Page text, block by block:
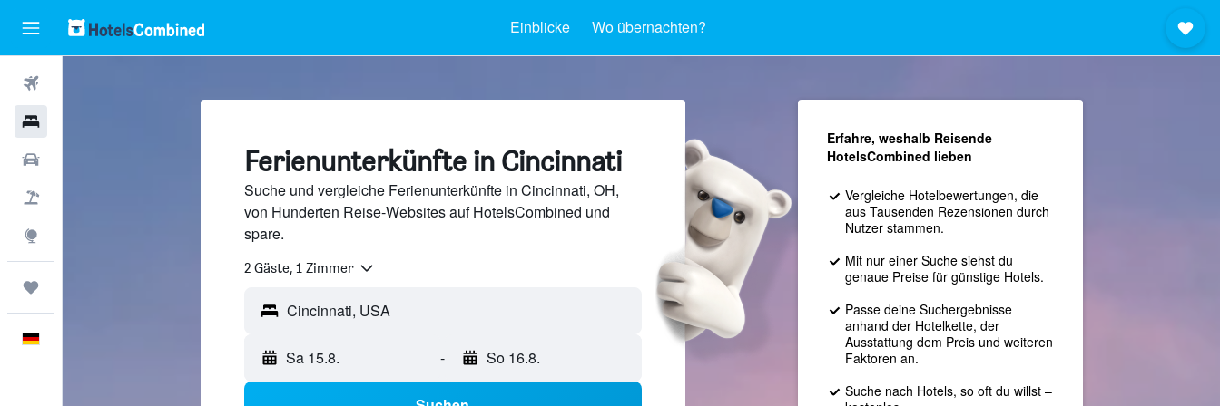
Einblicke Wo übernachten?
Ferienunterkünfte in Cincinnati
Suche und vergleiche Ferienunterkünfte in Cincinnati, OH,
von Hunderten Reise-Websites auf HotelsCombined und
spare.
2 Gäste, 1 Zimmer
Sa 15.8. - So 16.8.
Erfahre, weshalb Reisende
HotelsCombined lieben
Vergleiche Hotelbewertungen, die
aus Tausenden Rezensionen durch
Nutzer stammen.
Mit nur einer Suche siehst du
genaue Preise für günstige Hotels.
Passe deine Suchergebnisse
anhand der Hotelkette, der
Ausstattung dem Preis und weiteren
Faktoren an.
Suche nach Hotels, so oft du willst –